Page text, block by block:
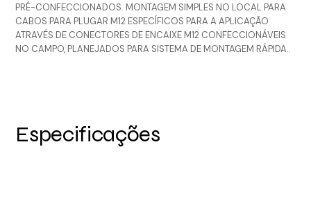
PRÉ-CONFECCIONADOS. MONTAGEM SIMPLES NO LOCAL PARA
CABOS PARA PLUGAR M12 ESPECÍFICOS PARA A APLICAÇÃO
ATRAVÉS DE CONECTORES DE ENCAIXE M12 CONFECCIONÁVEIS
NO CAMPO, PLANEJADOS PARA SISTEMA DE MONTAGEM RÁPIDA..
Especificações